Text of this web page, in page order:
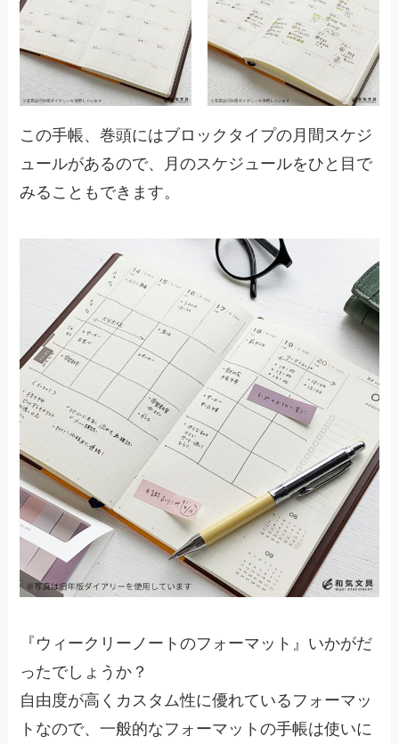
この手帳、巻頭にはブロックタイプの月間スケジ
ュールがあるので、月のスケジュールをひと目で
みることもできます。
『ウィークリーノートのフォーマット』いかがだ
ったでしょうか？
自由度が高くカスタム性に優れているフォーマッ
トなので、一般的なフォーマットの手帳は使いに